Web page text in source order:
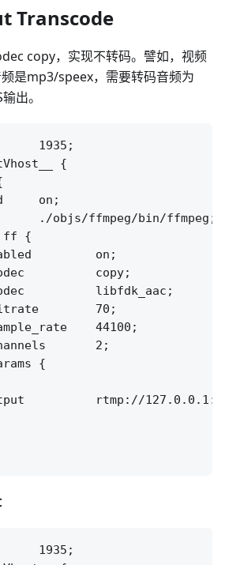
Transcode
copy，实现不转码。譬如，视频
是mp3/speex，需要转码音频为
出。
1935;
{
on;
./objs/ffmpeg/bin/ffmpeg;
{
on;
copy;
libfdk_aac;
70;
44100;
2;
{
rtmp://
1935;